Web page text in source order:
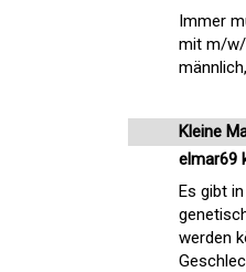
Immer
mit m/w/
Kleine
elmar69
Es gibt
werden